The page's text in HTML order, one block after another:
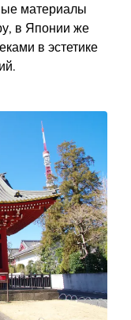
материалы
в Японии же
в эстетике